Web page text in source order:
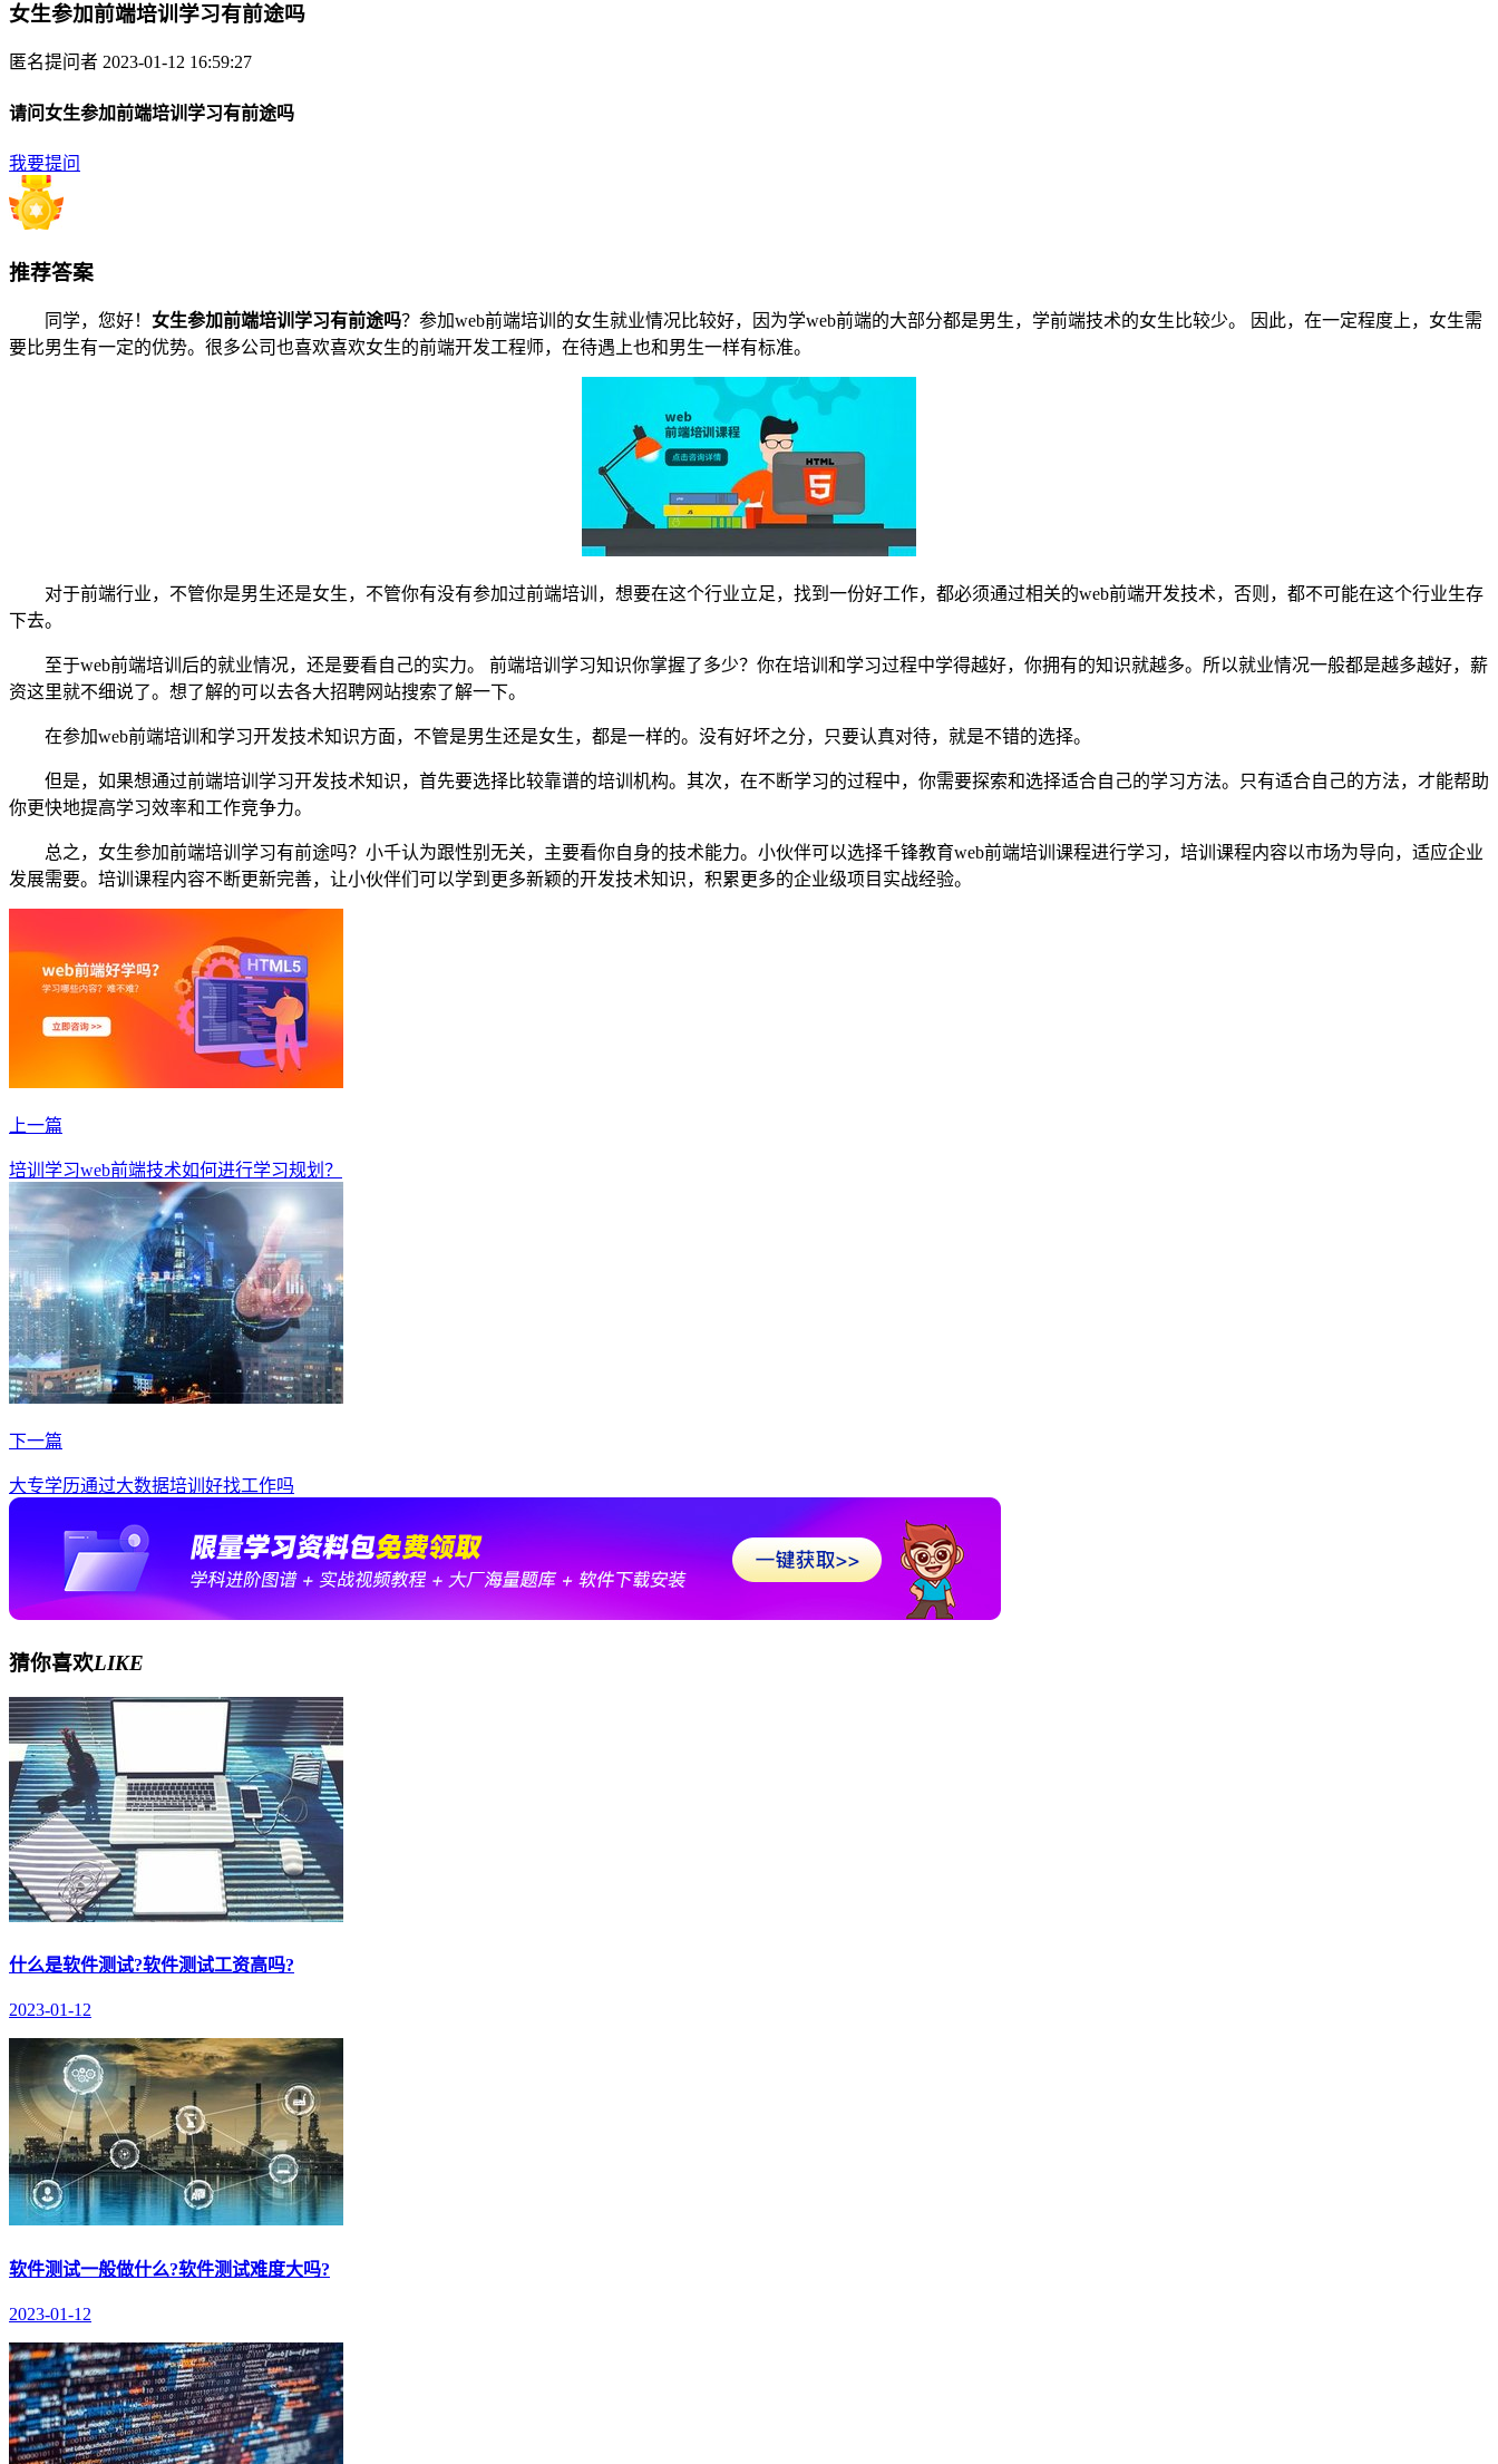
女生参加前端培训学习有前途吗
匿名提问者 2023-01-12 16:59:27
请问女生参加前端培训学习有前途吗
我要提问
推荐答案
同学，您好！ 女生参加前端培训学习有前途吗？参加web前端培训的女生就业情况比较好，因为学web前端的大部分都是男生，学前端技术的女生比较少。 因此，在一定程度上，女生需
要比男生有一定的优势。很多公司也喜欢喜欢女生的前端开发工程师，在待遇上也和男生一样有标准。
对于前端行业，不管你是男生还是女生，不管你有没有参加过前端培训，想要在这个行业立足，找到一份好工作，都必须通过相关的web前端开发技术，否则，都不可能在这个行业生存
下去。
至于web前端培训后的就业情况，还是要看自己的实力。 前端培训学习知识你掌握了多少？你在培训和学习过程中学得越好，你拥有的知识就越多。所以就业情况一般都是越多越好，薪
资这里就不细说了。想了解的可以去各大招聘网站搜索了解一下。
在参加web前端培训和学习开发技术知识方面，不管是男生还是女生，都是一样的。没有好坏之分，只要认真对待，就是不错的选择。
但是，如果想通过前端培训学习开发技术知识，首先要选择比较靠谱的培训机构。其次，在不断学习的过程中，你需要探索和选择适合自己的学习方法。只有适合自己的方法，才能帮助
你更快地提高学习效率和工作竞争力。
总之，女生参加前端培训学习有前途吗？小千认为跟性别无关，主要看你自身的技术能力。小伙伴可以选择千锋教育web前端培训课程进行学习，培训课程内容以市场为导向，适应企业
发展需要。培训课程内容不断更新完善，让小伙伴们可以学到更多新颖的开发技术知识，积累更多的企业级项目实战经验。
上一篇
培训学习web前端技术如何进行学习规划？
下一篇
大专学历通过大数据培训好找工作吗
猜你喜欢LIKE
什么是软件测试?软件测试工资高吗?
2023-01-12
软件测试一般做什么?软件测试难度大吗?
2023-01-12